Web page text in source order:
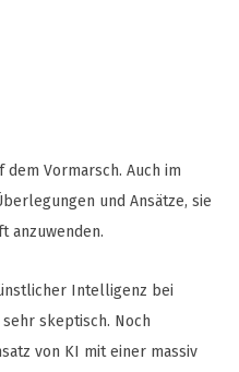
Vormarsch. Auch im
und Ansätze, sie
anzuwenden.
Intelligenz bei
skeptisch. Noch
von KI mit einer massiv